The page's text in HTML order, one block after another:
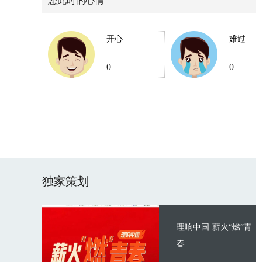
开心
0
难过
0
独家策划
理响中国·薪火“燃”青
春